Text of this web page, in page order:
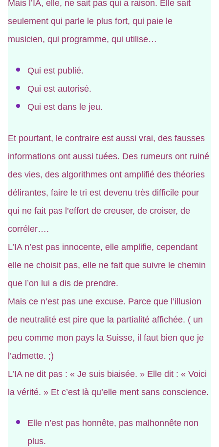
Mais l’IA, elle, ne sait pas qui a raison. Elle sait
seulement qui parle le plus fort, qui paie le
musicien, qui programme, qui utilise…
Qui est publié.
Qui est autorisé.
Qui est dans le jeu.
Et pourtant, le contraire est aussi vrai, des fausses
informations ont aussi tuées. Des rumeurs ont ruiné
des vies, des algorithmes ont amplifié des théories
délirantes, faire le tri est devenu très difficile pour
qui ne fait pas l’effort de creuser, de croiser, de
corréler….
L’IA n’est pas innocente, elle amplifie, cependant
elle ne choisit pas, elle ne fait que suivre le chemin
que l’on lui a dis de prendre.
Mais ce n’est pas une excuse. Parce que l’illusion
de neutralité est pire que la partialité affichée. ( un
peu comme mon pays la Suisse, il faut bien que je
l’admette. ;)
L’IA ne dit pas : « Je suis biaisée. » Elle dit : « Voici
la vérité. » Et c’est là qu’elle ment sans conscience.
Elle n’est pas honnête, pas malhonnête non
plus.